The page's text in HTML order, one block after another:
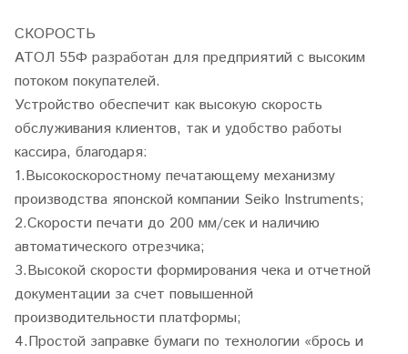
СКОРОСТЬ
АТОЛ 55Ф разработан для предприятий с высоким
потоком покупателей.
Устройство обеспечит как высокую скорость
обслуживания клиентов, так и удобство работы
кассира, благодаря:
1.Высокоскоростному печатающему механизму
производства японской компании Seiko Instruments;
2.Скорости печати до 200 мм/сек и наличию
автоматического отрезчика;
3.Высокой скорости формирования чека и отчетной
документации за счет повышенной
производительности платформы;
4.Простой заправке бумаги по технологии «брось и